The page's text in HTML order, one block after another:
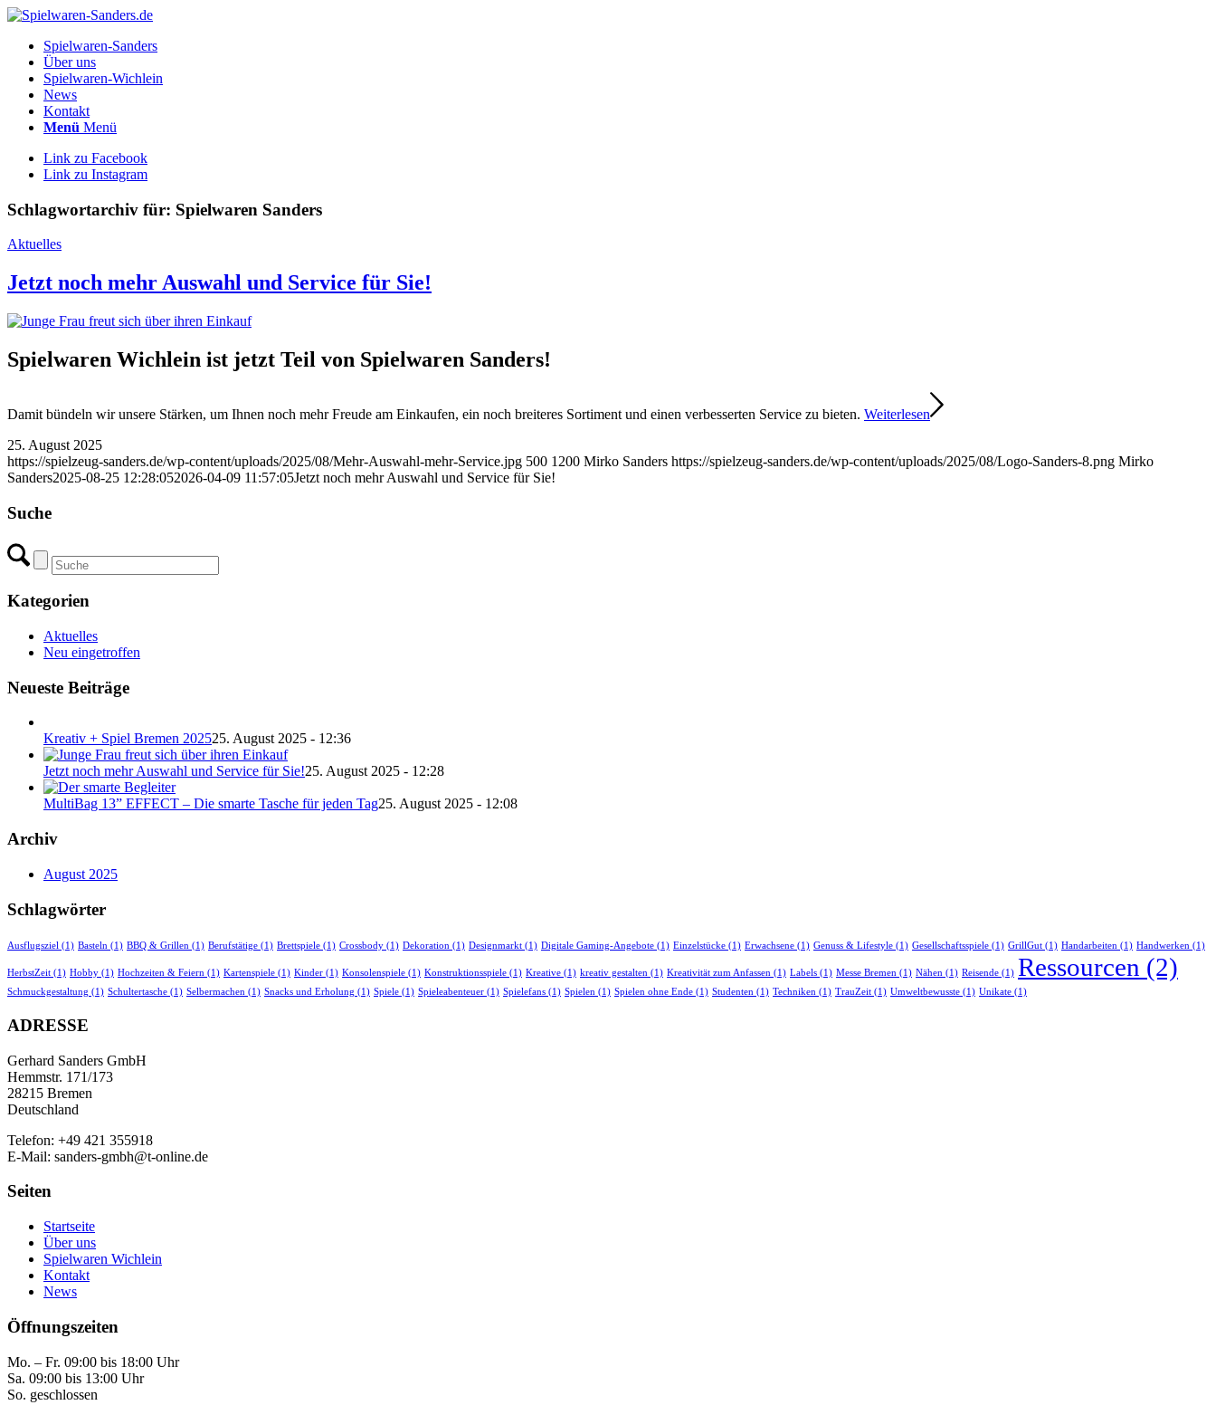
Spielwaren-Sanders
Über uns
Spielwaren-Wichlein
News
Kontakt
Menü Menü
Link zu Facebook
Link zu Instagram
Schlagwortarchiv für: Spielwaren Sanders
Aktuelles
Jetzt noch mehr Auswahl und Service für Sie!
Spielwaren Wichlein ist jetzt Teil von Spielwaren Sanders!
Damit bündeln wir unsere Stärken, um Ihnen noch mehr Freude am Einkaufen, ein noch breiteres Sortiment und einen verbesserten Service zu bieten. Weiterlesen
25. August 2025
https://spielzeug-sanders.de/wp-content/uploads/2025/08/Mehr-Auswahl-mehr-Service.jpg 500 1200 Mirko Sanders https://spielzeug-sanders.de/wp-content/uploads/2025/08/Logo-Sanders-8.png Mirko
Sanders2025-08-25 12:28:052026-04-09 11:57:05Jetzt noch mehr Auswahl und Service für Sie!
Suche
Kategorien
Aktuelles
Neu eingetroffen
Neueste Beiträge
Kreativ + Spiel Bremen 202525. August 2025 - 12:36
Jetzt noch mehr Auswahl und Service für Sie!25. August 2025 - 12:28
MultiBag 13” EFFECT – Die smarte Tasche für jeden Tag25. August 2025 - 12:08
Archiv
August 2025
Schlagwörter
Ausflugsziel (1) Basteln (1) BBQ & Grillen (1) Berufstätige (1) Brettspiele (1) Crossbody (1) Dekoration (1) Designmarkt (1) Digitale Gaming-Angebote (1) Einzelstücke (1) Erwachsene (1) Genuss & Lifestyle (1) Gesellschaftsspiele (1) GrillGut (1) Handarbeiten (1) Handwerken (1)
HerbstZeit (1) Hobby (1) Hochzeiten & Feiern (1) Kartenspiele (1) Kinder (1) Konsolenspiele (1) Konstruktionsspiele (1) Kreative (1) kreativ gestalten (1) Kreativität zum Anfassen (1) Labels (1) Messe Bremen (1) Nähen (1) Reisende (1) Ressourcen (2)
Schmuckgestaltung (1) Schultertasche (1) Selbermachen (1) Snacks und Erholung (1) Spiele (1) Spieleabenteuer (1) Spielefans (1) Spielen (1) Spielen ohne Ende (1) Studenten (1) Techniken (1) TrauZeit (1) Umweltbewusste (1) Unikate (1)
ADRESSE
Gerhard Sanders GmbH
Hemmstr. 171/173
28215 Bremen
Deutschland
Telefon: +49 421 355918
E-Mail: sanders-gmbh@t-online.de
Seiten
Startseite
Über uns
Spielwaren Wichlein
Kontakt
News
Öffnungszeiten
Mo. – Fr. 09:00 bis 18:00 Uhr
Sa. 09:00 bis 13:00 Uhr
So. geschlossen